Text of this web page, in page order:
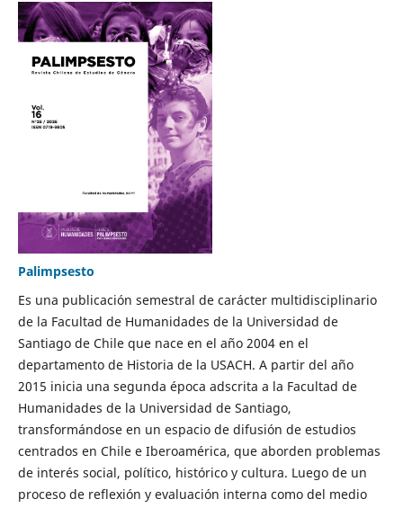
Palimpsesto
Es una publicación semestral de carácter multidisciplinario
de la Facultad de Humanidades de la Universidad de
Santiago de Chile que nace en el año 2004 en el
departamento de Historia de la USACH. A partir del año
2015 inicia una segunda época adscrita a la Facultad de
Humanidades de la Universidad de Santiago,
transformándose en un espacio de difusión de estudios
centrados en Chile e Iberoamérica, que aborden problemas
de interés social, político, histórico y cultura. Luego de un
proceso de reflexión y evaluación interna como del medio